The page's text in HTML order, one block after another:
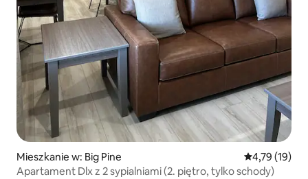
Mieszkanie w: Big Pine Średnia
4,79 (19)
Apartament Dlx z 2 sypialniami (2. piętro, tylko schody)